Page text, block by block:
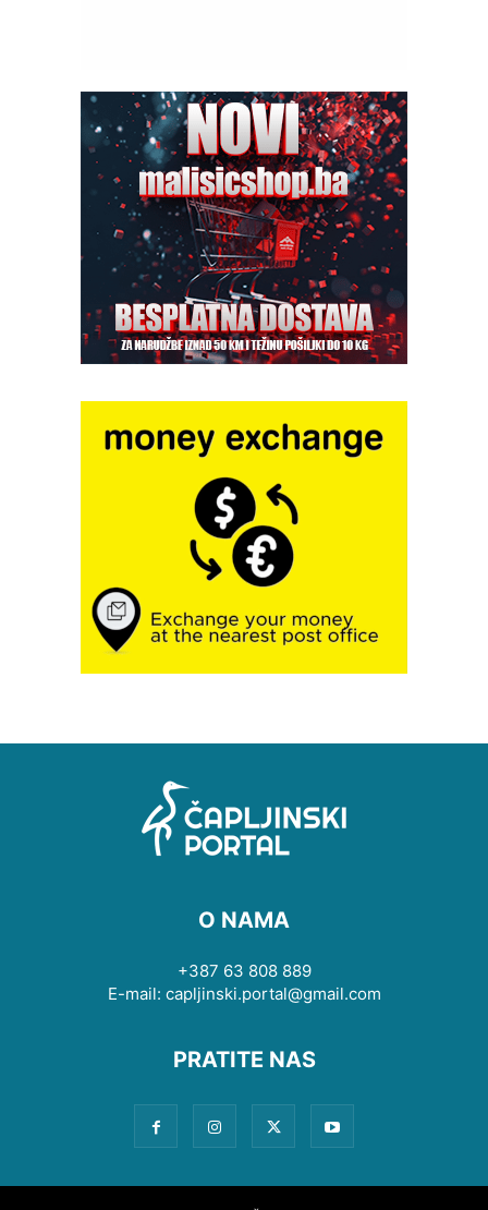
O NAMA
+387 63 808 889
E-mail: capljinski.portal@gmail.com
PRATITE NAS